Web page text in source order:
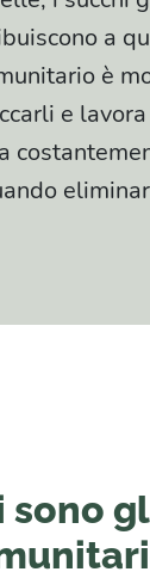
a
è
e
sono